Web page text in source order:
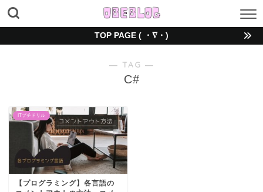
TOP PAGE ( ・∇・)
― TAG ―
C#
ITプチドリル
【プログラミング】各言語の